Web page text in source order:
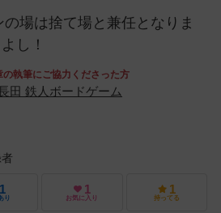
場は捨て場と兼任となりま
し！
の執筆にご協力くださった方
田 鉄人ボードゲーム
1
り
1
お気に入り
1
持ってる